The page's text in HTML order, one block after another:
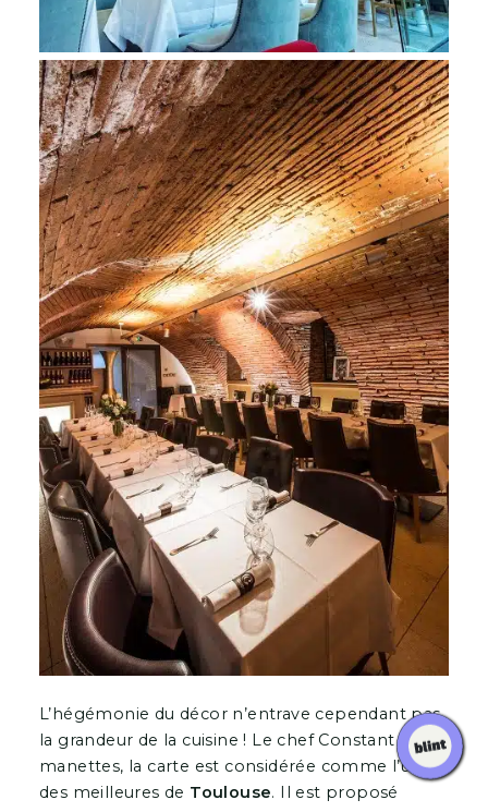
L’hégémonie du décor n’entrave cependant pas
la grandeur de la cuisine ! Le chef Constant aux
manettes, la carte est considérée comme l’une
des meilleures de Toulouse. Il est proposé